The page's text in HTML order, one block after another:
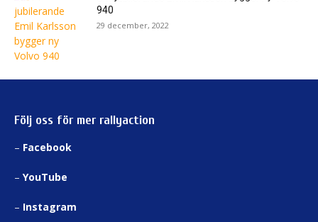
940
29 december, 2022
Följ oss för mer rallyaction
– Facebook
– YouTube
– Instagram